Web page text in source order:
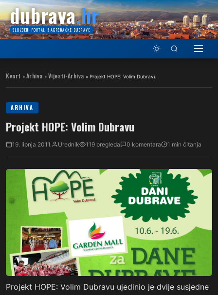
dubrava.hr
SLUŽBENI PORTAL ZAGREBAČKE DUBRAVE
Kvart » Arhiva » Vijesti-Arhiva » Projekt HOPE: Volim Dubravu
ARHIVA
Projekt HOPE: Volim Dubravu
19. lipnja 2011. Urednik 119 pregleda 0 komentara 1 min čitanja
Projekt HOPE: Volim Dubravu ujedinio je dvije susjedne